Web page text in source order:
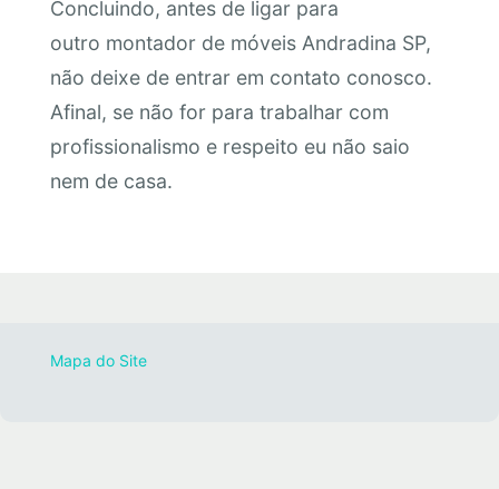
Concluindo, antes de ligar para
outro montador de móveis Andradina SP,
não deixe de entrar em contato conosco.
Afinal, se não for para trabalhar com
profissionalismo e respeito eu não saio
nem de casa.
Mapa do Site